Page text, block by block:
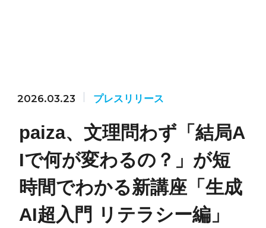
2026.03.23 プレスリリース
paiza、文理問わず「結局A
Iで何が変わるの？」が短
時間でわかる新講座「生成
AI超入門 リテラシー編」